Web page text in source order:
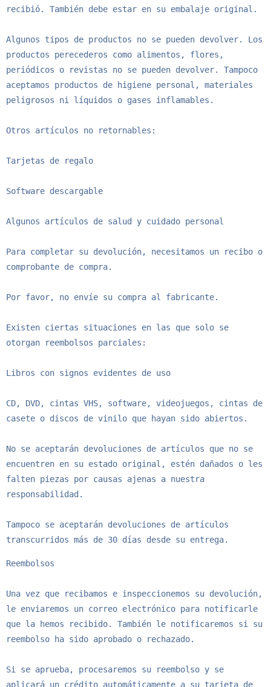
recibió. También debe estar en su embalaje original.
Algunos tipos de productos no se pueden devolver. Los
productos perecederos como alimentos, flores,
periódicos o revistas no se pueden devolver. Tampoco
aceptamos productos de higiene personal, materiales
peligrosos ni líquidos o gases inflamables.
Otros artículos no retornables:
Tarjetas de regalo
Software descargable
Algunos artículos de salud y cuidado personal
Para completar su devolución, necesitamos un recibo o
comprobante de compra.
Por favor, no envíe su compra al fabricante.
Existen ciertas situaciones en las que solo se
otorgan reembolsos parciales:
Libros con signos evidentes de uso
CD, DVD, cintas VHS, software, videojuegos, cintas de
casete o discos de vinilo que hayan sido abiertos.
No se aceptarán devoluciones de artículos que no se
encuentren en su estado original, estén dañados o les
falten piezas por causas ajenas a nuestra
responsabilidad.
Tampoco se aceptarán devoluciones de artículos
transcurridos más de 30 días desde su entrega.
Reembolsos
Una vez que recibamos e inspeccionemos su devolución,
le enviaremos un correo electrónico para notificarle
que la hemos recibido. También le notificaremos si su
reembolso ha sido aprobado o rechazado.
Si se aprueba, procesaremos su reembolso y se
aplicará un crédito automáticamente a su tarjeta de